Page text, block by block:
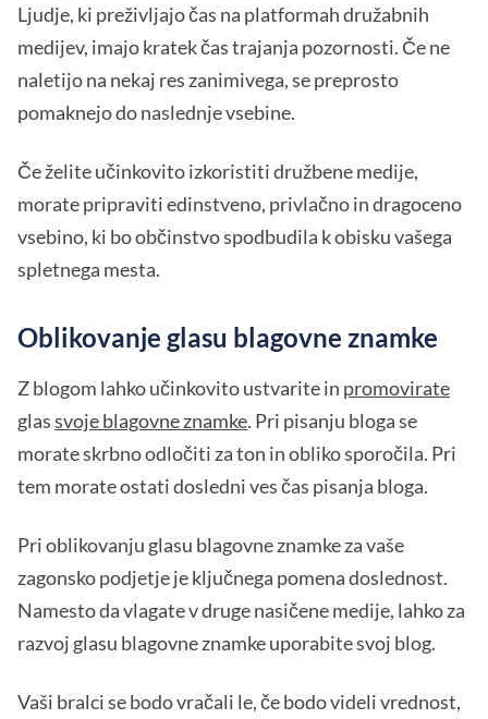
Ljudje, ki preživljajo čas na platformah družabnih
medijev, imajo kratek čas trajanja pozornosti. Če ne
naletijo na nekaj res zanimivega, se preprosto
pomaknejo do naslednje vsebine.
Če želite učinkovito izkoristiti družbene medije,
morate pripraviti edinstveno, privlačno in dragoceno
vsebino, ki bo občinstvo spodbudila k obisku vašega
spletnega mesta.
Oblikovanje glasu blagovne znamke
Z blogom lahko učinkovito ustvarite in promovirate
glassvoje blagovne znamke. Pri pisanju bloga se
morate skrbno odločiti za ton in obliko sporočila. Pri
tem morate ostati dosledni ves čas pisanja bloga.
Pri oblikovanju glasu blagovne znamke za vaše
zagonsko podjetje je ključnega pomena doslednost.
Namesto da vlagate v druge nasičene medije, lahko za
razvoj glasu blagovne znamke uporabite svoj blog.
Vaši bralci se bodo vračali le, če bodo videli vrednost,